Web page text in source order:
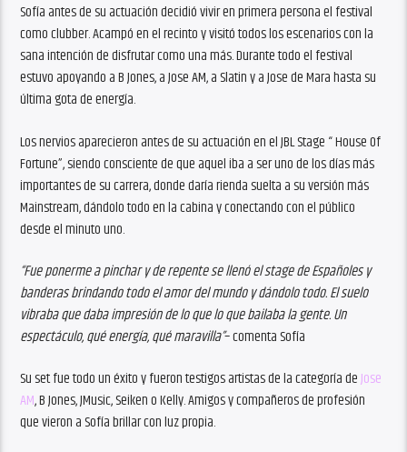
Sofía antes de su actuación decidió vivir en primera persona el festival
como clubber. Acampó en el recinto y visitó todos los escenarios con la
sana intención de disfrutar como una más. Durante todo el festival
estuvo apoyando a B Jones, a Jose AM, a Slatin y a Jose de Mara hasta su
última gota de energía.
Los nervios aparecieron antes de su actuación en el JBL Stage “ House Of
Fortune”, siendo consciente de que aquel iba a ser uno de los días más
importantes de su carrera, donde daría rienda suelta a su versión más
Mainstream, dándolo todo en la cabina y conectando con el público
desde el minuto uno.
“Fue ponerme a pinchar y de repente se llenó el stage de Españoles y
banderas brindando todo el amor del mundo y dándolo todo. El suelo
vibraba que daba impresión de lo que lo que bailaba la gente. Un
espectáculo, qué energía, qué maravilla”– comenta Sofía
Su set fue todo un éxito y fueron testigos artistas de la categoría deJose
AM, B Jones, JMusic, Seiken o Kelly. Amigos y compañeros de profesión
que vieron a Sofía brillar con luz propia.